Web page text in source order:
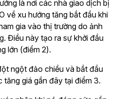
là nơi các nhà giao dịch bị
về xu hướng tăng bắt đầu khi
gia vào thị trường do ảnh
Điều này tạo ra sự khởi đầu
lớn (điểm 2).
ngột đảo chiều và bắt đầu
tăng giá gần đây tại điểm 3.